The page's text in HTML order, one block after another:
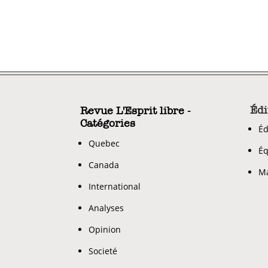
Revue L'Esprit libre -
Catégories
Quebec
Canada
International
Analyses
Opinion
Societé